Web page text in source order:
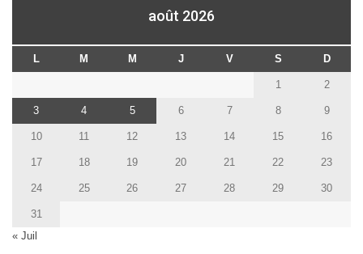
août 2026
L M M J V S D
1 2
3 4 5 6 7 8 9
10 11 12 13 14 15 16
17 18 19 20 21 22 23
24 25 26 27 28 29 30
31
« Juil